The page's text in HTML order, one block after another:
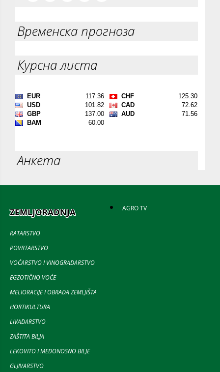
Временска прогноза
Курсна листа
Анкета
ZEMLJORADNJA
RATARSTVO
POVRTARSTVO
VOĆARSTVO I VINOGRADARSTVO
EGZOTIČNO VOĆE
MELIORACIJE I OBRADA ZEMLJIŠTA
HORTIKULTURA
LIVADARSTVO
ZAŠTITA BILJA
LEKOVITO I MEDONOSNO BILJE
GLJIVARSTVO
AGRO TV